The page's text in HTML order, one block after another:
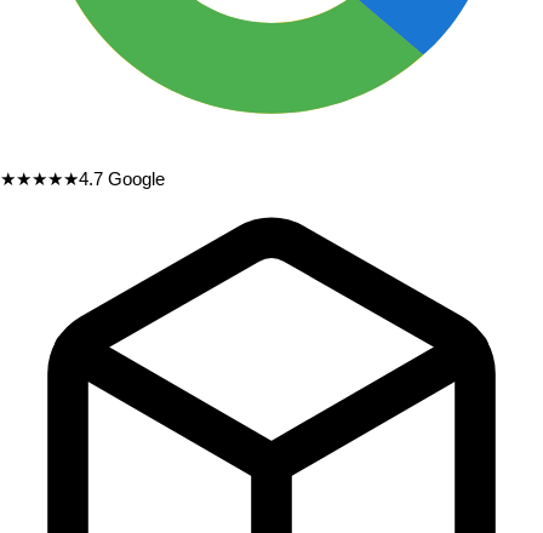
★★★★★4.7 Google